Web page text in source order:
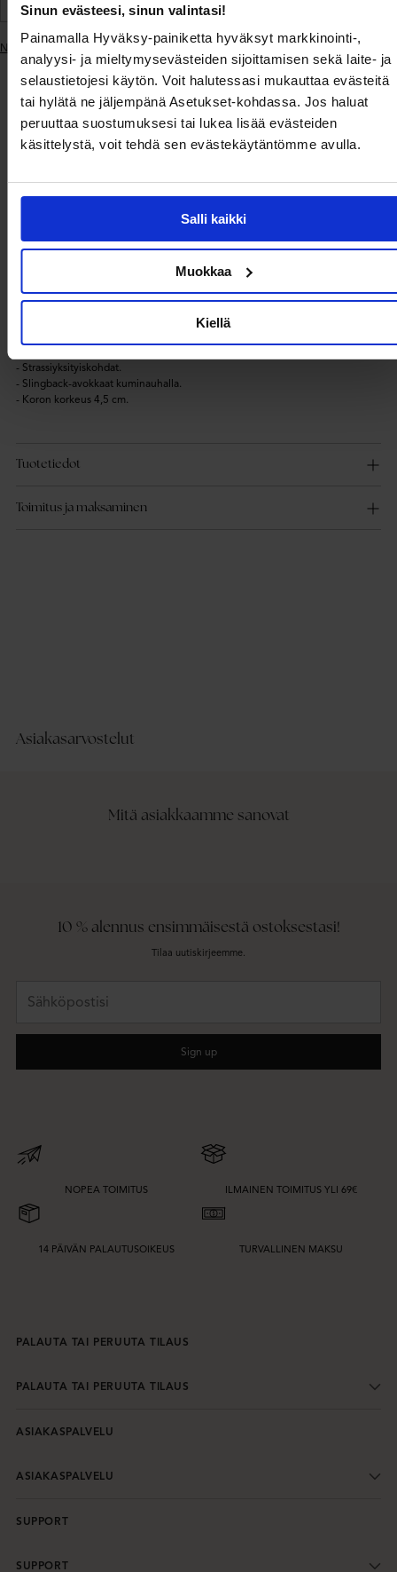
Sinun evästeesi, sinun valintasi!
Painamalla Hyväksy-painiketta hyväksyt markkinointi-,
analyysi- ja mieltymysevästeiden sijoittamisen sekä laite- ja
selaustietojesi käytön. Voit halutessasi mukauttaa evästeitä
tai hylätä ne jäljempänä Asetukset-kohdassa. Jos haluat
peruuttaa suostumuksesi tai lukea lisää evästeiden
käsittelystä, voit tehdä sen evästekäytäntömme avulla.
Salli kaikki
Muokkaa
Kiellä
Näytä samankaltaiset tuotteet
Lisätään
tuote
ostoskoriin
Tuotekuvaus Tuotetiedot
Toimitus ja
maksaminen
Korkokenkä Steve Madden-tuotemerkiltä.
- Terävä kärki.
- Koron korkeus 4,5 cm.
Tuotekuvaus
- Strassiyksityiskohdat.
- Slingback-avokkaat kuminauhalla.
- Koron korkeus 4,5 cm.
Tuotetiedot
Toimitus ja maksaminen
Asiakasarvostelut
Mitä asiakkaamme sanovat
10 % alennus ensimmäisestä ostoksestasi!
Tilaa uutiskirjeemme.
Sign up
NOPEA TOIMITUS ILMAINEN TOIMITUS YLI 69€
14 PÄIVÄN PALAUTUSOIKEUS TURVALLINEN MAKSU
PALAUTA TAI PERUUTA TILAUS
PALAUTA TAI PERUUTA TILAUS
ASIAKASPALVELU
ASIAKASPALVELU
SUPPORT
SUPPORT